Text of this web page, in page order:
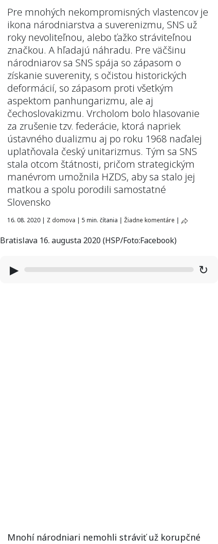
Pre mnohých nekompromisných vlastencov je
ikona národniarstva a suverenizmu, SNS už
roky nevoliteľnou, alebo ťažko stráviteľnou
značkou. A hľadajú náhradu. Pre väčšinu
národniarov sa SNS spája so zápasom o
získanie suverenity, s očistou historických
deformácií, so zápasom proti všetkým
aspektom panhungarizmu, ale aj
čechoslovakizmu. Vrcholom bolo hlasovanie
za zrušenie tzv. federácie, ktorá napriek
ústavného dualizmu aj po roku 1968 naďalej
uplatňovala český unitarizmus. Tým sa SNS
stala otcom štátnosti, pričom strategickým
manévrom umožnila HZDS, aby sa stalo jej
matkou a spolu porodili samostatné
Slovensko
16. 08. 2020 | Z domova | 5 min. čítania | Žiadne komentáre |
Bratislava 16. augusta 2020 (HSP/Foto:Facebook)
▶ ↻
Mnohí národniari nemohli stráviť už korupčné